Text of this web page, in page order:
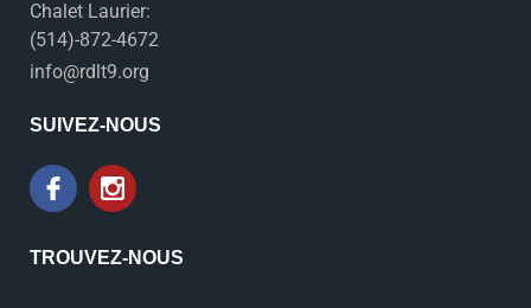
Chalet Laurier:
(514)-872-4672
info@rdlt9.org
SUIVEZ-NOUS
TROUVEZ-NOUS